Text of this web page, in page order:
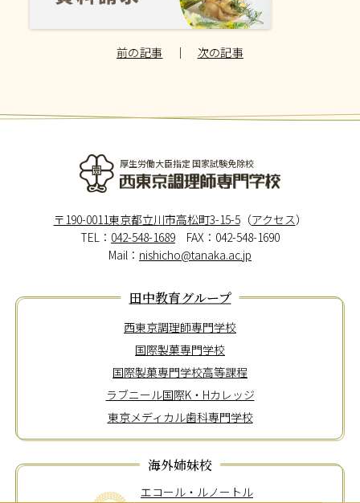
前の記事 ｜ 次の記事
厚生労働大臣指定 国家試験免除校
〒190-0011東京都立川市高松町3-15-5（アクセス）
TEL： 042-548-1689 FAX：042-548-1690
Mail： nishicho@tanaka.ac.jp
田中教育グループ
西東京調理師専門学校
国際製菓専門学校
国際製菓専門学校高等課程
ラブニール国際K・Hカレッジ
東京メディカル歯科専門学校
海外姉妹校
エコール・ルノートル